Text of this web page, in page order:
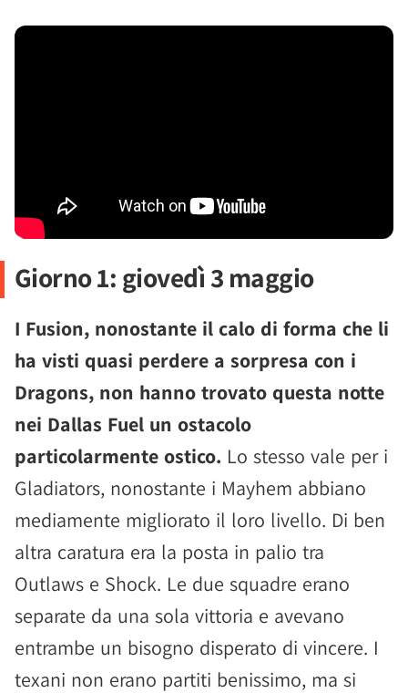
Giorno 1: giovedì 3 maggio
I Fusion, nonostante il calo di forma che li
ha visti quasi perdere a sorpresa con i
Dragons, non hanno trovato questa notte
nei Dallas Fuel un ostacolo
particolarmente ostico. Lo stesso vale per i
Gladiators, nonostante i Mayhem abbiano
mediamente migliorato il loro livello. Di ben
altra caratura era la posta in palio tra
Outlaws e Shock. Le due squadre erano
separate da una sola vittoria e avevano
entrambe un bisogno disperato di vincere. I
texani non erano partiti benissimo, ma si